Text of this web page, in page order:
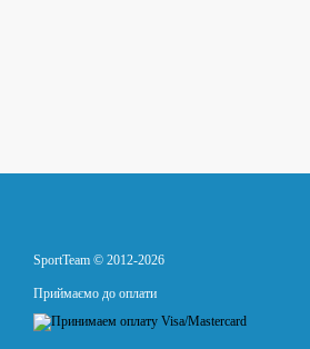
SportTeam © 2012-2026
Приймаємо до оплати